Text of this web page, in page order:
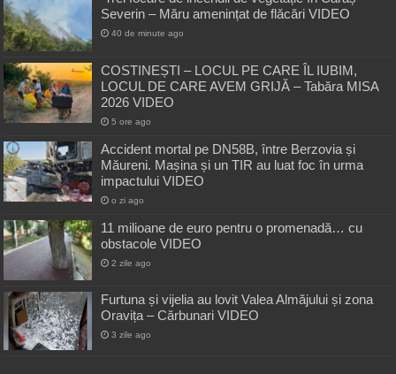
Severin – Măru amenințat de flăcări VIDEO
40 de minute ago
COSTINEȘTI – LOCUL PE CARE ÎL IUBIM,
LOCUL DE CARE AVEM GRIJĂ – Tabăra MISA
2026 VIDEO
5 ore ago
Accident mortal pe DN58B, între Berzovia și
Măureni. Mașina și un TIR au luat foc în urma
impactului VIDEO
o zi ago
11 milioane de euro pentru o promenadă… cu
obstacole VIDEO
2 zile ago
Furtuna și vijelia au lovit Valea Almăjului și zona
Oravița – Cărbunari VIDEO
3 zile ago